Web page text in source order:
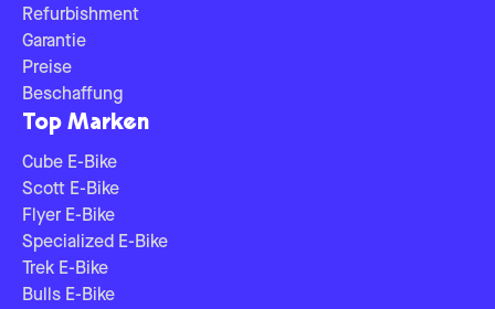
Refurbishment
Garantie
Preise
Beschaffung
Top Marken
Cube E-Bike
Scott E-Bike
Flyer E-Bike
Specialized E-Bike
Trek E-Bike
Bulls E-Bike